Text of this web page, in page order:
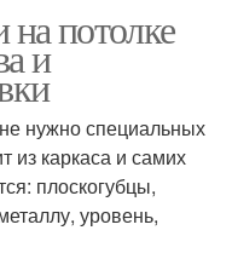
потолке
и
нужно специальных
из каркаса и самих
плоскогубцы,
уровень,